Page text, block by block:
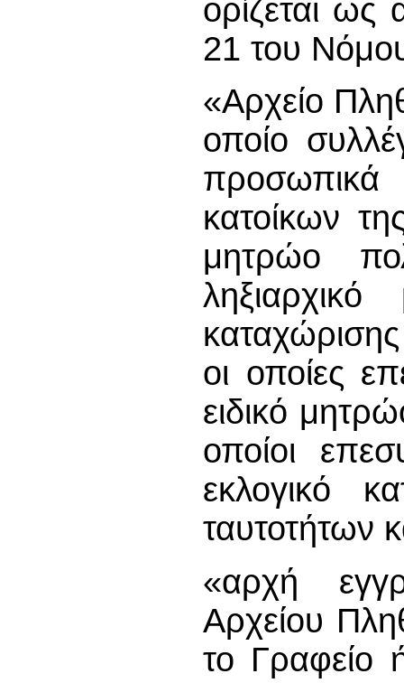
ορίζεται
21 του
«Αρχείο
οποίο
προσωπικά
κατοίκων
μητρώο
οι οποίες
ειδικό
οποίοι
εκλογικό
ταυτοτήτων
«αρχή
Αρχείου
το Γραφείο